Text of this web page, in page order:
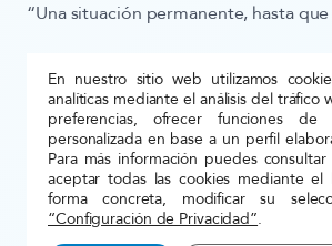
“Una situación permanente, hasta